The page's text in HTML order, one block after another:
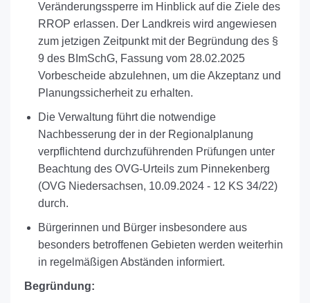
Veränderungssperre im Hinblick auf die Ziele des
RROP erlassen. Der Landkreis wird angewiesen
zum jetzigen Zeitpunkt mit der Begründung des §
9 des BImSchG, Fassung vom 28.02.2025
Vorbescheide abzulehnen, um die Akzeptanz und
Planungssicherheit zu erhalten.
Die Verwaltung führt die notwendige
Nachbesserung der in der Regionalplanung
verpflichtend durchzuführenden Prüfungen unter
Beachtung des OVG-Urteils zum Pinnekenberg
(OVG Niedersachsen, 10.09.2024 - 12 KS 34/22)
durch.
Bürgerinnen und Bürger insbesondere aus
besonders betroffenen Gebieten werden weiterhin
in regelmäßigen Abständen informiert.
Begründung: